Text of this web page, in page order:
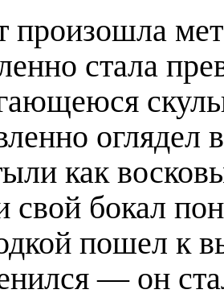
произошла
стала
оглядел
как
свой бокал
пошел к
— он